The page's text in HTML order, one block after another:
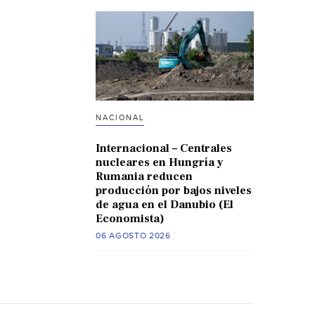
NACIONAL
Internacional – Centrales
nucleares en Hungría y
Rumania reducen
producción por bajos niveles
de agua en el Danubio (El
Economista)
06 AGOSTO 2026